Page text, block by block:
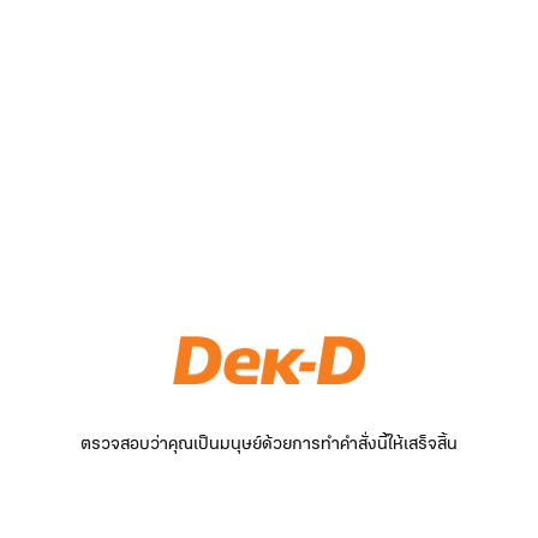
ตรวจสอบว่าคุณเป็นมนุษย์ด้วยการทำคำสั่งนี้ให้เสร็จสิ้น